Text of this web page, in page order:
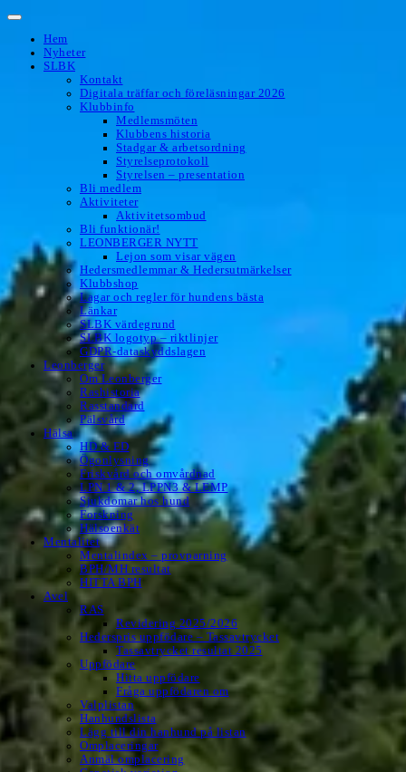
Hoppa
innehåll
Hem
Nyheter
SLBK
Kontakt
Digitala träffar och föreläsningar 2026
Klubbinfo
Medlemsmöten
Klubbens historia
Stadgar & arbetsordning
Styrelseprotokoll
Styrelsen – presentation
Bli medlem
Aktiviteter
Aktivitetsombud
Bli funktionär!
LEONBERGER NYTT
Lejon som visar vägen
Hedersmedlemmar & Hedersutmärkelser
Klubbshop
Lagar och regler för hundens bästa
Länkar
SLBK värdegrund
SLBK logotyp – riktlinjer
GDPR-dataskyddslagen
Leonberger
Om Leonberger
Rashistoria
Rasstandard
Pälsvård
Hälsa
HD & ED
Ögonlysning
Friskvård och omvårdnad
LPN 1 & 2, LPPN3 & LEMP
Sjukdomar hos hund
Forskning
Hälsoenkät
Mentalitet
Mentalindex – provparning
BPH/MH resultat
HITTA BPH
Avel
RAS
Revidering 2025/2026
Hederspris uppfödare – Tassavtrycket
Tassavtrycket resultat 2025
Uppfödare
Hitta uppfödare
Fråga uppfödaren om
Valplistan
Hanhundslista
Lägg till din hanhund på listan
Omplaceringar
Anmäl omplacering